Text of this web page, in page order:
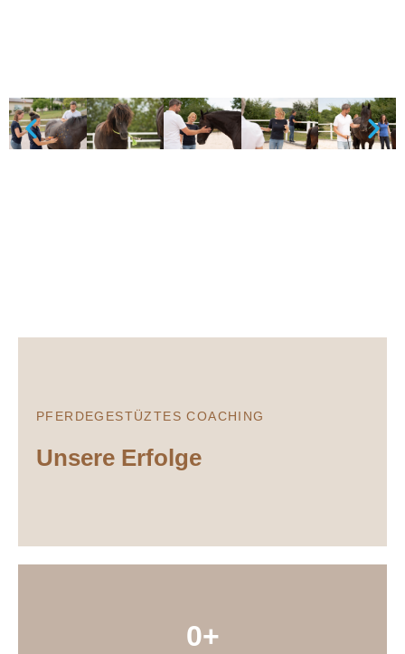
PFERDEGESTÜZTES COACHING
Unsere Erfolge
0+